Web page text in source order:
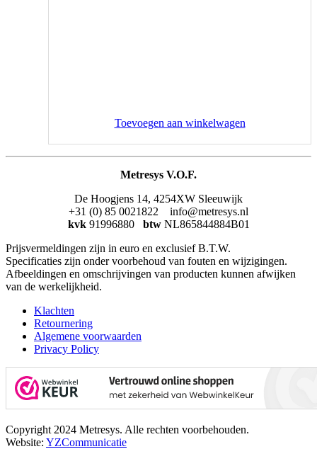
Toevoegen aan winkelwagen
Metresys V.O.F.
De Hoogjens 14, 4254XW Sleeuwijk
+31 (0) 85 0021822 info@metresys.nl
kvk 91996880 btw NL865844884B01
Prijsvermeldingen zijn in euro en exclusief B.T.W.
Specificaties zijn onder voorbehoud van fouten en wijzigingen.
Afbeeldingen en omschrijvingen van producten kunnen afwijken
van de werkelijkheid.
Klachten
Retournering
Algemene voorwaarden
Privacy Policy
Copyright 2024 Metresys. Alle rechten voorbehouden.
Website: YZCommunicatie